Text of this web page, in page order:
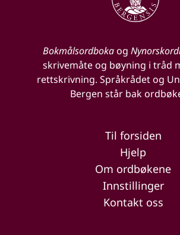
Bokmålsordbokaog
skrivemåte og bøyning i tråd
rettskrivning. Språkrådet og
Bergen står bak
Til forsiden
Hjelp
Om ordbøkene
Innstillinger
Kontakt oss